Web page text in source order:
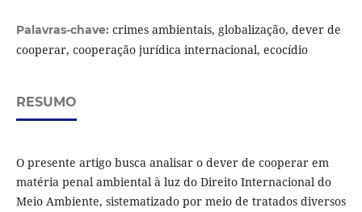
Palavras-chave: crimes ambientais, globalização, dever de
cooperar, cooperação jurídica internacional, ecocídio
RESUMO
O presente artigo busca analisar o dever de cooperar em
matéria penal ambiental à luz do Direito Internacional do
Meio Ambiente, sistematizado por meio de tratados diversos